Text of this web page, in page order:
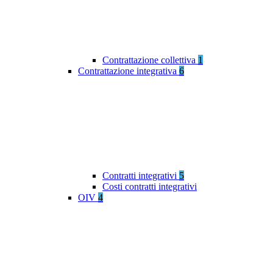
Contrattazione collettiva 1
Contrattazione integrativa 6
Contratti integrativi 5
Costi contratti integrativi
OIV 4